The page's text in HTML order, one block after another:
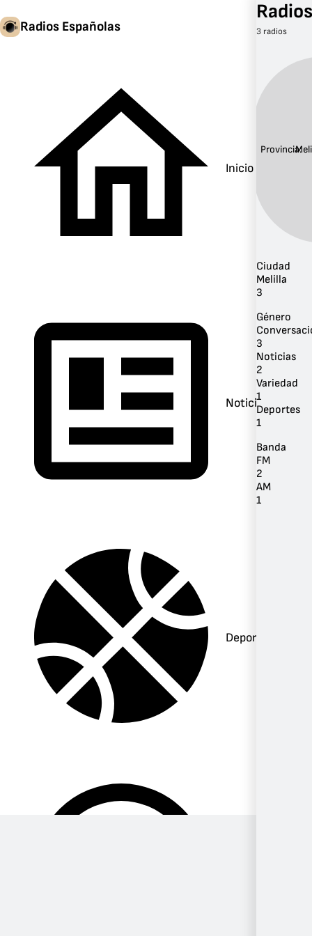
Radios Españolas
Inicio
Noticias
Deportes
3 radios
Provincia:
Ciudad
Melilla
3
Género
3
Noticias
2
Variedad
1
Deportes
1
Banda
FM
2
AM
1